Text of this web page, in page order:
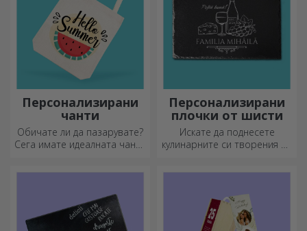
Персонализирани
чанти
Обичате ли да пазарувате?
Сега имате идеалната чанта
Персонализирани
плочки от шисти
Искате да поднесете
кулинарните си творения по
собствен дизайн!